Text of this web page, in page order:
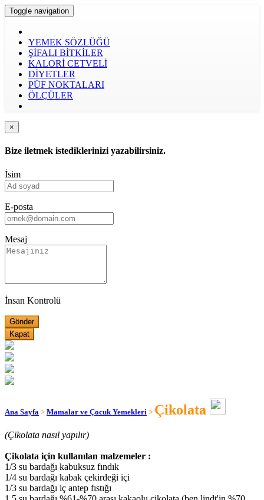
Toggle navigation
YEMEK SÖZLÜĞÜ
ŞİFALI BİTKİLER
KALORİ CETVELİ
DİYETLER
PÜF NOKTALARI
ÖLÇÜLER
×
Bize iletmek istediklerinizi yazabilirsiniz.
İsim
E-posta
Mesaj
İnsan Kontrolü
Kapat
Ana Sayfa > Mamalar ve Çocuk Yemekleri > Çikolata
(Çikolata nasıl yapılır)
Çikolata için kullanılan malzemeler :
1/3 su bardağı kabuksuz fındık
1/4 su bardağı kabak çekirdeği içi
1/3 su bardağı iç antep fıstığı